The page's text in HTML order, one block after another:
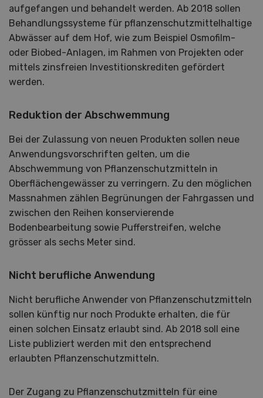
aufgefangen und behandelt werden. Ab 2018 sollen
Behandlungssysteme für pflanzenschutzmittelhaltige
Abwässer auf dem Hof, wie zum Beispiel Osmofilm-
oder Biobed-Anlagen, im Rahmen von Projekten oder
mittels zinsfreien Investitionskrediten gefördert
werden.
Reduktion der Abschwemmung
Bei der Zulassung von neuen Produkten sollen neue
Anwendungsvorschriften gelten, um die
Abschwemmung von Pflanzenschutzmitteln in
Oberflächengewässer zu verringern. Zu den möglichen
Massnahmen zählen Begrünungen der Fahrgassen und
zwischen den Reihen konservierende
Bodenbearbeitung sowie Pufferstreifen, welche
grösser als sechs Meter sind.
Nicht berufliche Anwendung
Nicht berufliche Anwender von Pflanzenschutzmitteln
sollen künftig nur noch Produkte erhalten, die für
einen solchen Einsatz erlaubt sind. Ab 2018 soll eine
Liste publiziert werden mit den entsprechend
erlaubten Pflanzenschutzmitteln.
Der Zugang zu Pflanzenschutzmitteln für eine